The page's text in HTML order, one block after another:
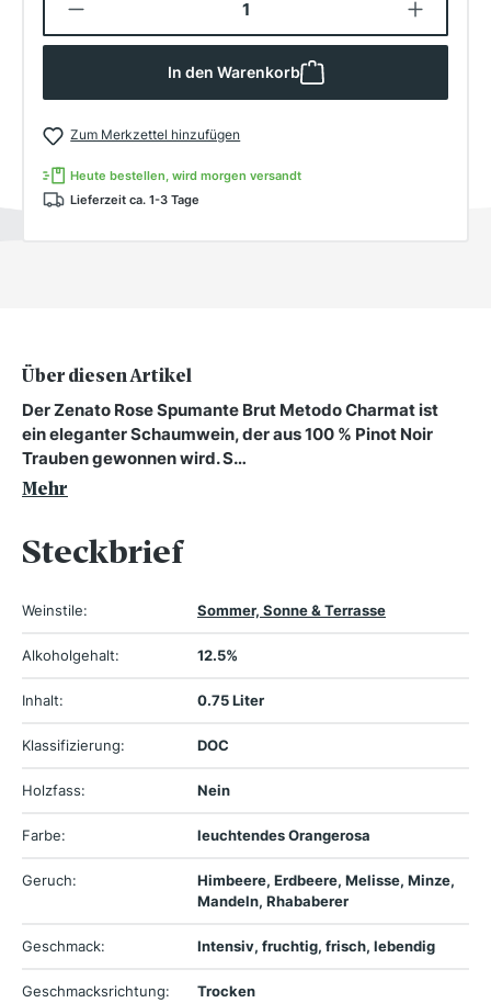
In den Warenkorb
Zum Merkzettel hinzufügen
Heute bestellen, wird morgen versandt
Lieferzeit ca. 1-3 Tage
Über diesen Artikel
Der Zenato Rose Spumante Brut Metodo Charmat ist
ein eleganter Schaumwein, der aus 100 % Pinot Noir
Trauben gewonnen wird. S…
Mehr
Steckbrief
Weinstile: Sommer, Sonne & Terrasse
Alkoholgehalt: 12.5%
Inhalt: 0.75 Liter
Klassifizierung: DOC
Holzfass: Nein
Farbe: leuchtendes Orangerosa
Geruch:
Himbeere, Erdbeere, Melisse, Minze,
Mandeln, Rhababerer
Geschmack: Intensiv, fruchtig, frisch, lebendig
Geschmacksrichtung: Trocken